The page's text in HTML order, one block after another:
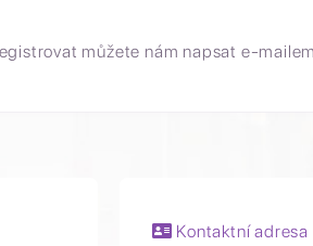
můžete nám napsat e-
Kontaktní adresa